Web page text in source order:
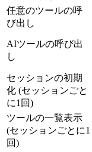
任意のツールの呼
び出し
AIツールの呼び出
し
セッションの初期
化 (セッションごと
に1回)
ツールの一覧表示
(セッションごとに1
回)